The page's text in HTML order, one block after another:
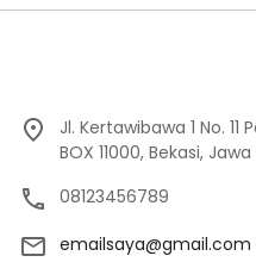
Jl. Kertawibawa 1 No.
BOX 11000, Bekasi,
08123456789
emailsaya@gmail.com